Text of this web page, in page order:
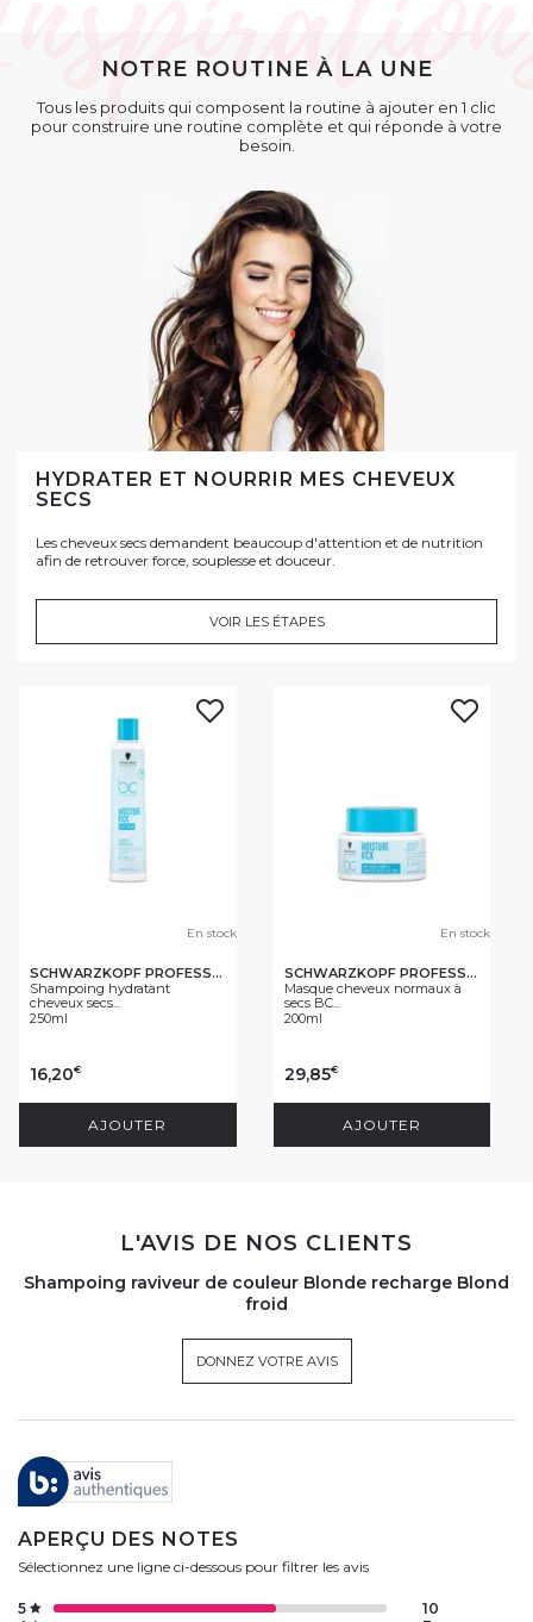
NOTRE ROUTINE À LA UNE
Tous les produits qui composent la routine à ajouter en 1 clic
pour construire une routine complète et qui réponde à votre
besoin.
HYDRATER ET NOURRIR MES CHEVEUX
SECS
Les cheveux secs demandent beaucoup d'attention et de nutrition
afin de retrouver force, souplesse et douceur.
VOIR LES ÉTAPES
En stock
SCHWARZKOPF PROFESSIONAL
Shampoing hydratant
cheveux secs...
250ml
16,20€
AJOUTER
En stock
SCHWARZKOPF PROFESSIONAL
Masque cheveux normaux à
secs BC...
200ml
29,85€
AJOUTER
L'AVIS DE NOS CLIENTS
Shampoing raviveur de couleur Blonde recharge Blond
froid
DONNEZ VOTRE AVIS
APERÇU DES NOTES
Sélectionnez une ligne ci-dessous pour filtrer les avis
5 10